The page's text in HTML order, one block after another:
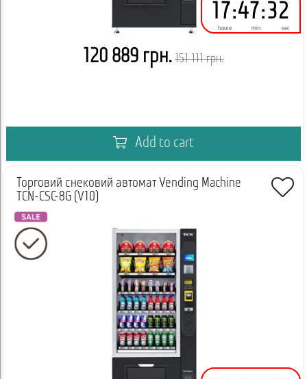
17
houre
:47
min
:32
sec
120 889 грн. 151 111 грн.
Add to cart
Торговий снековий автомат Vending Machine
TCN-CSC-8G (V10)